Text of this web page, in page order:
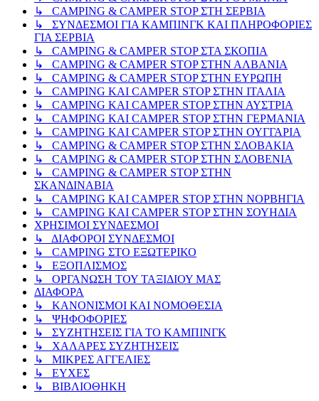
↳ CAMPING & CAMPER STOP ΣΤΗ ΣΕΡΒΙΑ
↳ ΣΥΝΔΕΣΜΟΙ ΓΙΑ ΚΑΜΠΙΝΓΚ ΚΑΙ ΠΛΗΡΟΦΟΡΙΕΣ
ΓΙΑ ΣΕΡΒΙΑ
↳ CAMPING & CAMPER STOP ΣΤΑ ΣΚΟΠΙΑ
↳ CAMPING & CAMPER STOP ΣΤΗΝ ΑΛΒΑΝΙΑ
↳ CAMPING & CAMPER STOP ΣΤΗΝ ΕΥΡΩΠΗ
↳ CAMPING KAI CAMPER STOP ΣΤΗΝ ΙΤΑΛΙΑ
↳ CAMPING KAI CAMPER STOP ΣΤΗΝ ΑΥΣΤΡΙΑ
↳ CAMPING KAI CAMPER STOP ΣΤΗΝ ΓΕΡΜΑΝΙΑ
↳ CAMPING KAI CAMPER STOP ΣΤΗΝ ΟΥΓΓΑΡΙΑ
↳ CAMPING & CAMPER STOP ΣΤΗΝ ΣΛΟΒΑΚΙΑ
↳ CAMPING & CAMPER STOP ΣΤΗΝ ΣΛΟΒΕΝΙΑ
↳ CAMPING & CAMPER STOP ΣΤΗΝ
ΣΚΑΝΔΙΝΑΒΙΑ
↳ CAMPING KAI CAMPER STOP ΣΤΗΝ ΝΟΡΒΗΓΙΑ
↳ CAMPING KAI CAMPER STOP ΣΤΗΝ ΣΟΥΗΔΙΑ
ΧΡΗΣΙΜΟΙ ΣΥΝΔΕΣΜΟΙ
↳ ΔΙΑΦΟΡΟΙ ΣΥΝΔΕΣΜΟΙ
↳ CAMPING ΣΤΟ ΕΞΩΤΕΡΙΚΟ
↳ ΕΞΟΠΛΙΣΜΟΣ
↳ ΟΡΓΑΝΩΣΗ ΤΟΥ ΤΑΞΙΔΙΟΥ ΜΑΣ
ΔΙΑΦΟΡΑ
↳ ΚΑΝΟΝΙΣΜΟΙ ΚΑΙ ΝΟΜΟΘΕΣΙΑ
↳ ΨΗΦΟΦΟΡΙΕΣ
↳ ΣΥΖΗΤΗΣΕΙΣ ΓΙΑ ΤΟ ΚΑΜΠΙΝΓΚ
↳ ΧΑΛΑΡΕΣ ΣΥΖΗΤΗΣΕΙΣ
↳ ΜΙΚΡΕΣ ΑΓΓΕΛΙΕΣ
↳ ΕΥΧΕΣ
↳ ΒΙΒΛΙΟΘΗΚΗ